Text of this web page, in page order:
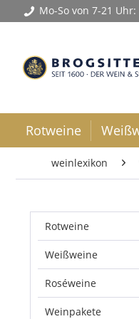
Mo-So von 7-21 Uhr:
Rotweine
weinlexikon
Rotweine
Weißweine
Roséweine
Weinpakete